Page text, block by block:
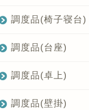
調度品(椅子寝台)
調度品(台座)
調度品(卓上)
調度品(壁掛)